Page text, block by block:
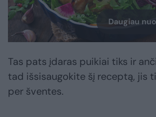
Daugiau
Tas pats įdaras puikiai tiks ir
tad išsisaugokite šį receptą, jis
per šventes.